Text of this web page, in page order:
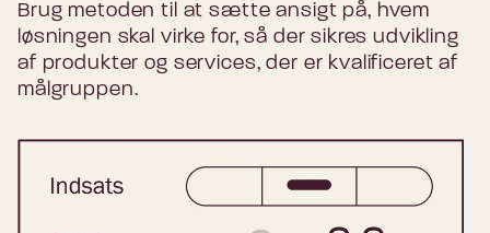
Brug metoden til at sætte ansigt på, hvem
løsningen skal virke for, så der sikres udvikling
af produkter og services, der er kvalificeret af
målgruppen.